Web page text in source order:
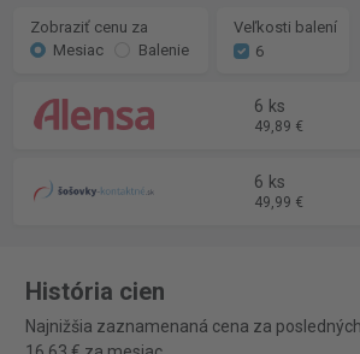
Zobraziť cenu za
Mesiac
Balenie
Veľkosti balení
6
6 ks
49,89 €
6 ks
49,99 €
História cien
Najnižšia zaznamenaná cena za